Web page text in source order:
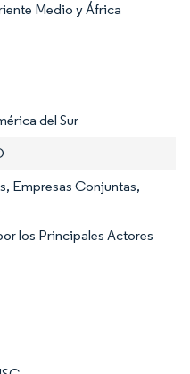
Medio y África
del Sur
Empresas Conjuntas,
los Principales Actores